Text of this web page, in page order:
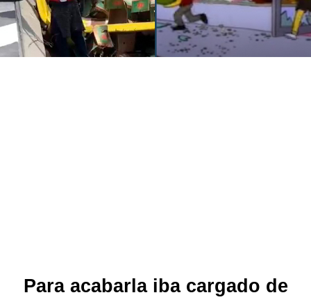
Para acabarla iba cargado de